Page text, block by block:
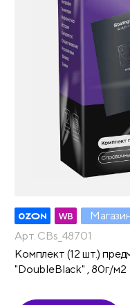
Арт. CBs_48701
Комплект (12 шт.)
"DoubleBlack" , 80г/м2